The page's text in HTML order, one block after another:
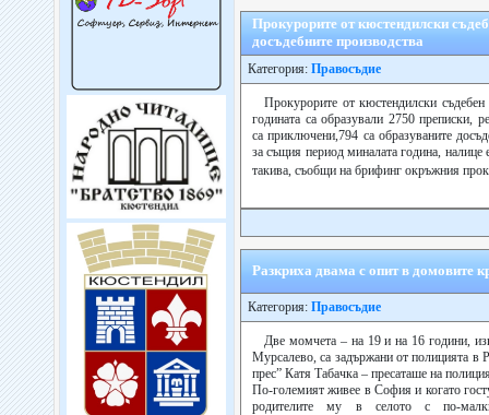
Прокурорите от кюстендилски
досъдебните производства
Категория: Правосъдие
Прокурорите от кюстендилски
годината са образували 2750 преписки,
са приключени,794 са образуваните
за същия период миналата година, налице
такива, съобщи на брифинг окръжния
Разкриха двама с опит в домовите
Категория: Правосъдие
Две момчета – на 19 и на 16 години,
Мурсалево, са задържани от полицията в
прес” Катя Табачка – пресаташе на
По-големият живее в София и когато
родителите му в селото с по-